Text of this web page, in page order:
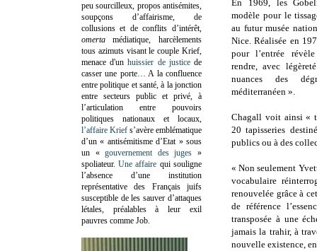
En 1969, les
modèle pour le
au futur musée
Nice. Réalisée en
pour l’entrée
rendre, avec
nuances des
méditerranéen ».
Chagall voit ainsi «
20 tapisseries
publics ou à des
« Non seulement
vocabulaire
renouvelée grâce à
de référence
transposée à une
jamais la trahir, à
nouvelle existence,
peu sourcilleux, propos antisémites,
soupçons d’affairisme, de
collusions et de conflits d’intérêt,
omertamédiatique, harcèlements
tous azimuts visant le couple Krief,
menace d'unhuissier de justicede
casser une porte… A la confluence
entre politique et santé, à la jonction
entre secteurs public et privé, à
l’articulation entre pouvoirs
politiques nationaux et locaux,
l’affaire Krief s’avère emblématique
d’un « antisémitisme d’Etat » sous
un «gouvernement des juges »
spoliateur.Une affaire qui souligne
l’absence d’une institution
représentative des Français juifs
susceptible de les sauver d’attaques
létales, préalables à leur exil
pauvres comme Job.